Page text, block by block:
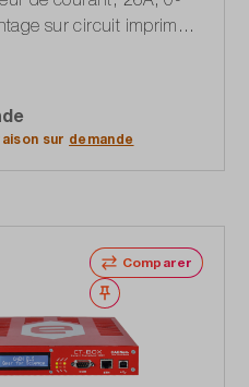
sur circuit imprimé,
sur demande
Comparer
Noter